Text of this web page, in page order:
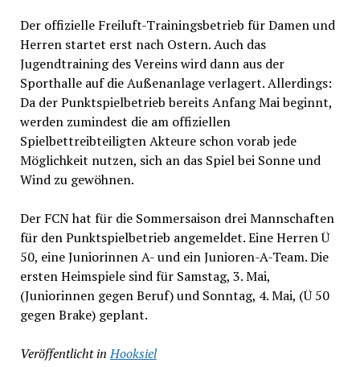
Der offizielle Freiluft-Trainingsbetrieb für Damen und
Herren startet erst nach Ostern. Auch das
Jugendtraining des Vereins wird dann aus der
Sporthalle auf die Außenanlage verlagert. Allerdings:
Da der Punktspielbetrieb bereits Anfang Mai beginnt,
werden zumindest die am offiziellen
Spielbettreibteiligten Akteure schon vorab jede
Möglichkeit nutzen, sich an das Spiel bei Sonne und
Wind zu gewöhnen.
Der FCN hat für die Sommersaison drei Mannschaften
für den Punktspielbetrieb angemeldet. Eine Herren Ü
50, eine Juniorinnen A- und ein Junioren-A-Team. Die
ersten Heimspiele sind für Samstag, 3. Mai,
(Juniorinnen gegen Beruf) und Sonntag, 4. Mai, (Ü 50
gegen Brake) geplant.
Veröffentlicht in Hooksiel